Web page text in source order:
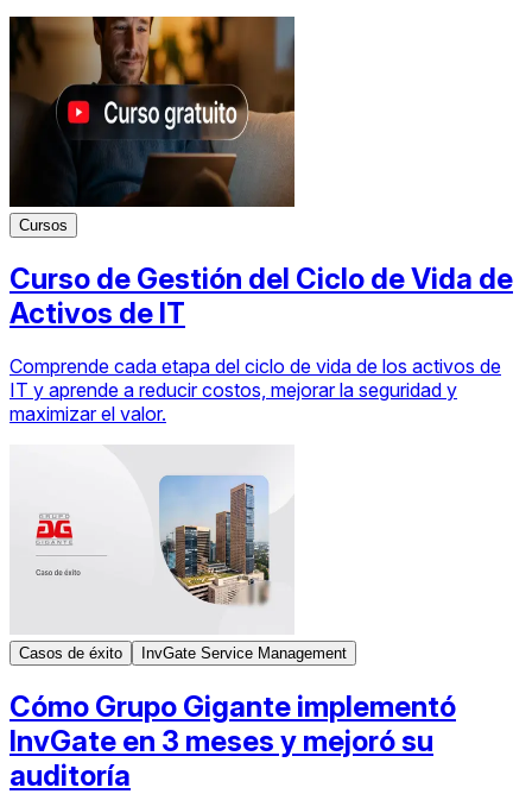
Cursos
Curso de Gestión del Ciclo de Vida de
Activos de IT
Comprende cada etapa del ciclo de vida de los activos de
IT y aprende a reducir costos, mejorar la seguridad y
maximizar el valor.
Casos de éxito InvGate Service Management
Cómo Grupo Gigante implementó
InvGate en 3 meses y mejoró su
auditoría